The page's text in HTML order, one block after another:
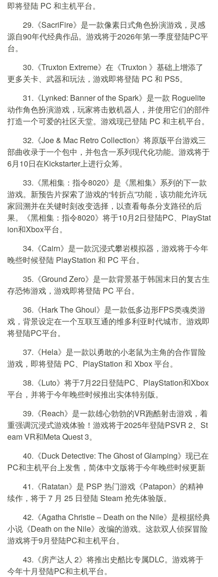
即将登陆 PC 和主机平台。
29.《SacriFire》是一款像素日式角色扮演游戏，灵感
源自90年代经典作品。游戏将于2026年第一季度登陆PC平
台。
30.《Truxton Extreme》在《Truxton 》基础上增添了
更多关卡、武器和玩法，游戏即将登陆 PC 和 PS5。
31.《Lynked: Banner of the Spark》是一款 Roguelite
动作角色扮演游戏，玩家将击败机器人，并使用它们的部件
打造一个可爱的社区天堂。游戏现已登陆 PC 和主机平台。
32.《Joe & Mac Retro Collection》将原版平台游戏三
部曲收录于一个包中，并包含一系列现代化功能。游戏将于
6月10日在Kickstarter上进行众筹。
33.《黑相集：指令8020》是《黑相集》系列的下一款
游戏。新预告片探索了游戏的“转折点”功能，该功能允许玩
家回溯并在关键时刻改变选择，以查看每条分支路径的后
果。《黑相集：指令8020》将于10月2日登陆PC、PlayStat
ion和Xbox平台。
34.《Cairn》是一款沉浸式攀岩模拟器，游戏将于今年
晚些时候登陆 PlayStation 和 PC 平台。
35.《Ground Zero》是一款背景基于韩国末日的复古生
存恐怖游戏，游戏即将登陆 PC 平台。
36.《Hark The Ghoul》是一款低多边形FPS类魂类游
戏，背景设定在一个互联互通的维多利亚时代城市。游戏即
将登陆PC平台。
37.《Hela》是一款以勇敢的小老鼠为主角的合作冒险
游戏，即将登陆 PC、PlayStation 和 Xbox 平台。
38.《Luto》将于7月22日登陆PC、PlayStation和Xbox
平台，并将于今年晚些时候推出实体特别版。
39.《Reach》是一款雄心勃勃的VR跑酷射击游戏，着
重强调沉浸式游戏体验！游戏将于2025年登陆PSVR 2、St
eam VR和Meta Quest 3。
40.《Duck Detective: The Ghost of Glamping》现已在
PC和主机平台上发售，简体中文版将于今年晚些时候更新
41.《Ratatan》是 PSP 热门游戏《Patapon》的精神
续作，将于 7 月 25 日登陆 Steam 抢先体验版。
42.《Agatha Christie – Death on the Nile》是根据经典
小说《Death on the Nile》改编的游戏。这款双人侦探冒险
游戏将于9月登陆PC和主机平台。
43.《房产达人 2》将推出史酷比专属DLC。游戏将于
今年十月登陆PC和主机平台。